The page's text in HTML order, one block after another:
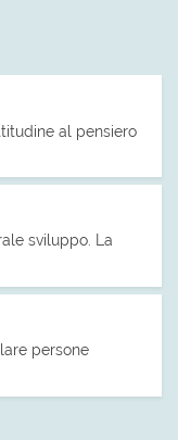
al pensiero
sviluppo. La
persone